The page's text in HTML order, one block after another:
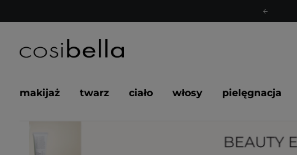
makijaż twarz ciało włosy pielęgnacja